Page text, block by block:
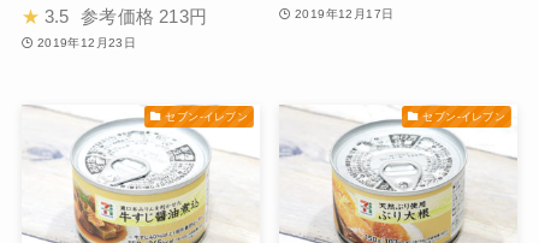
★ 3.5 参考価格 213円
2019年12月23日
2019年12月17日
セブン-イレブン セブン-イレブン